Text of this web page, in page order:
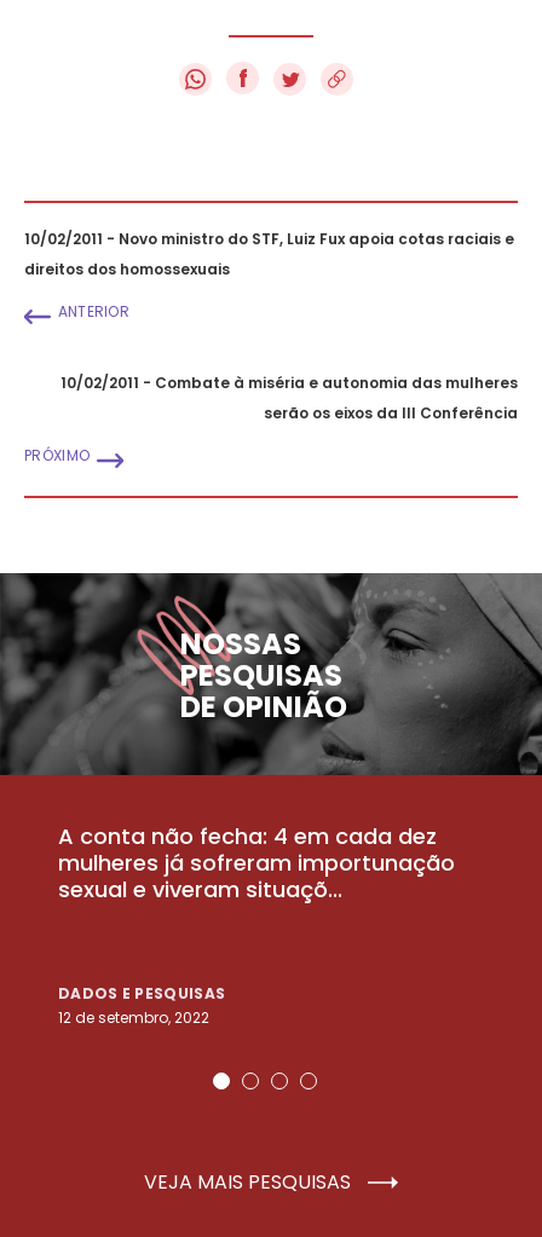
f
10/02/2011 - Novo ministro do STF, Luiz Fux apoia cotas raciais e
direitos dos homossexuais
ANTERIOR
10/02/2011 - Combate à miséria e autonomia das mulheres
serão os eixos da III Conferência
PRÓXIMO
NOSSAS
PESQUISAS
DE OPINIÃO
A conta não fecha: 4 em cada dez
mulheres já sofreram importunação
sexual e viveram situaçõ...
DADOS E PESQUISAS
12 de setembro, 2022
VEJA MAIS PESQUISAS